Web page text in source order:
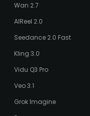
Wan 2.7
AIReel 2.0
Seedance 2.0 Fast
Kling 3.0
Vidu Q3 Pro
Veo 3.1
Grok Imagine